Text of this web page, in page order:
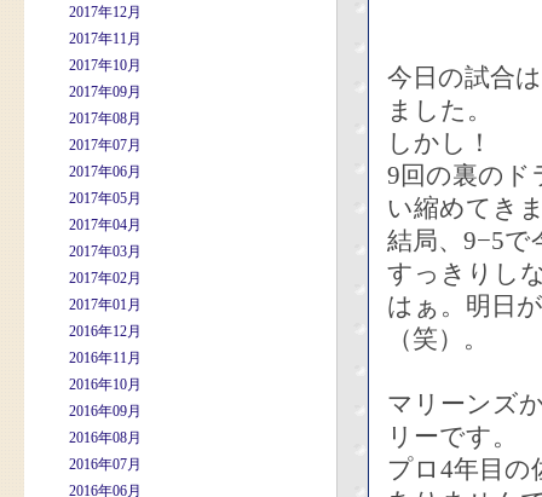
2017年12月
2017年11月
2017年10月
2017年09月
2017年08月
2017年07月
2017年06月
2017年05月
2017年04月
2017年03月
2017年02月
2017年01月
2016年12月
2016年11月
2016年10月
2016年09月
2016年08月
2016年07月
2016年06月
今日の試合
ました。
しかし！
9回の裏のド
い縮めてき
結局、9−5
すっきりし
はぁ。明日
（笑）。
マリーンズ
リーです。
プロ4年目の